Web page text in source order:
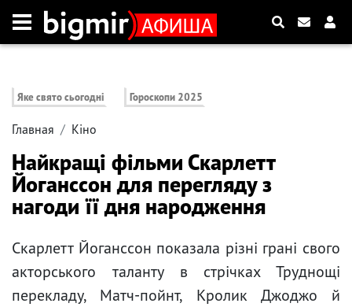
Яке свято сьогодні Гороскопи 2025
Главная Кіно
Найкращі фільми Скарлетт
Йоганссон для перегляду з
нагоди її дня народження
Скарлетт Йоганссон показала різні грані свого
акторського таланту в стрічках Труднощі
перекладу, Матч-пойнт, Кролик Джоджо й